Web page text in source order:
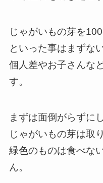
じゃがいもの芽を
といった事はまずな
個人差やお子さんな
す。
まずは面倒がらずに
じゃがいもの芽は取り
緑色のものは食べな
ん。